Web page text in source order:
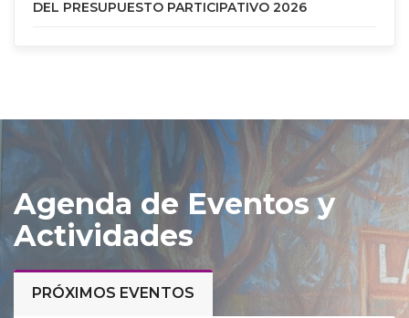
DEL PRESUPUESTO PARTICIPATIVO 2026
Agenda de Eventos y
Actividades
PRÓXIMOS EVENTOS